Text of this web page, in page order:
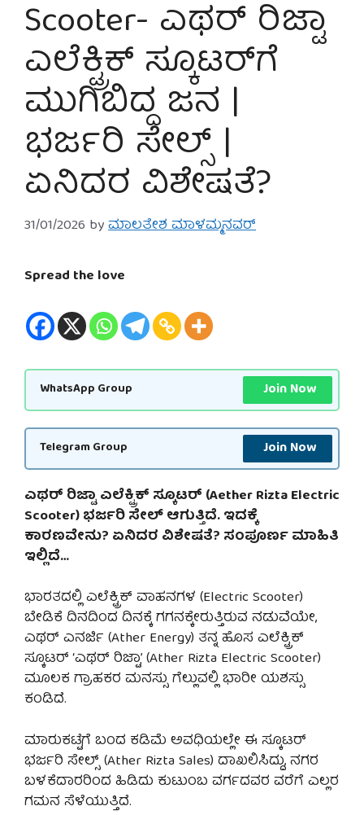
Scooter- ಎಥರ್ ರಿಜ್ಟಾ
ಎಲೆಕ್ಟ್ರಿಕ್ ಸ್ಕೂಟರ್‌ಗೆ
ಮುಗಿಬಿದ್ದ ಜನ |
ಭರ್ಜರಿ ಸೇಲ್ಸ್ |
ಏನಿದರ ವಿಶೇಷತೆ?
31/01/2026 byಮಾಲತೇಶ ಮಾಳಮ್ಮನವರ್
Spread the love
WhatsApp Group Join Now
Telegram Group Join Now
ಎಥರ್ ರಿಜ್ಟಾ ಎಲೆಕ್ಟ್ರಿಕ್ ಸ್ಕೂಟರ್‌ (Aether Rizta Electric
Scooter) ಭರ್ಜರಿ ಸೇಲ್ ಆಗುತ್ತಿದೆ. ಇದಕ್ಕೆ
ಕಾರಣವೇನು? ಏನಿದರ ವಿಶೇಷತೆ? ಸಂಪೂರ್ಣ ಮಾಹಿತಿ
ಇಲ್ಲಿದೆ…
ಭಾರತದಲ್ಲಿ ಎಲೆಕ್ಟ್ರಿಕ್ ವಾಹನಗಳ (Electric Scooter)
ಬೇಡಿಕೆ ದಿನದಿಂದ ದಿನಕ್ಕೆ ಗಗನಕ್ಕೇರುತ್ತಿರುವ ನಡುವೆಯೇ,
ಎಥರ್ ಎನರ್ಜಿ (Ather Energy) ತನ್ನ ಹೊಸ ಎಲೆಕ್ಟ್ರಿಕ್
ಸ್ಕೂಟರ್ ‘ಎಥರ್ ರಿಜ್ಟಾ’ (Ather Rizta Electric Scooter)
ಮೂಲಕ ಗ್ರಾಹಕರ ಮನಸ್ಸು ಗೆಲ್ಲುವಲ್ಲಿ ಭಾರೀ ಯಶಸ್ಸು
ಕಂಡಿದೆ.
ಮಾರುಕಟ್ಟೆಗೆ ಬಂದ ಕಡಿಮೆ ಅವಧಿಯಲ್ಲೇ ಈ ಸ್ಕೂಟರ್
ಭರ್ಜರಿ ಸೇಲ್ಸ್ (Ather Rizta Sales) ದಾಖಲಿಸಿದ್ದು, ನಗರ
ಬಳಕೆದಾರರಿಂದ ಹಿಡಿದು ಕುಟುಂಬ ವರ್ಗದವರ ವರೆಗೆ ಎಲ್ಲರ
ಗಮನ ಸೆಳೆಯುತ್ತಿದೆ.